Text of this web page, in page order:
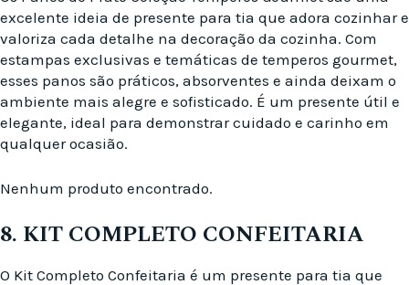
excelente ideia de presente para tia que adora cozinhar e
valoriza cada detalhe na decoração da cozinha. Com
estampas exclusivas e temáticas de temperos gourmet,
esses panos são práticos, absorventes e ainda deixam o
ambiente mais alegre e sofisticado. É um presente útil e
elegante, ideal para demonstrar cuidado e carinho em
qualquer ocasião.
Nenhum produto encontrado.
8. KIT COMPLETO CONFEITARIA
O Kit Completo Confeitaria é um presente para tia que